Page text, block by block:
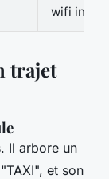
wifi
trajet
Il arbore un
et son